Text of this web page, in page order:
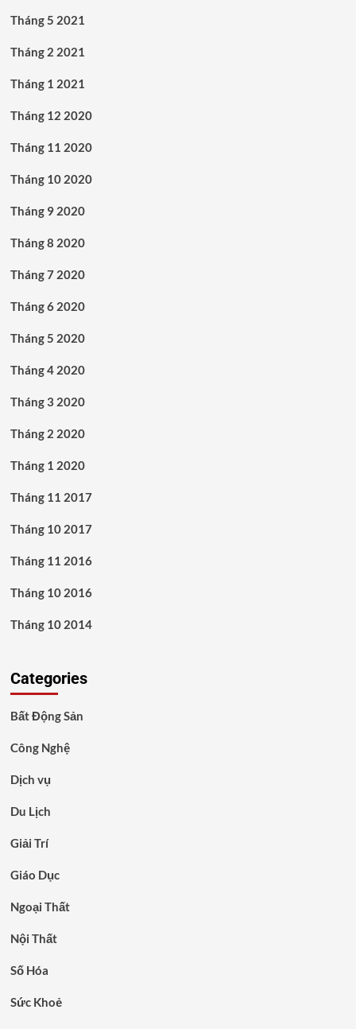
Tháng 5 2021
Tháng 2 2021
Tháng 1 2021
Tháng 12 2020
Tháng 11 2020
Tháng 10 2020
Tháng 9 2020
Tháng 8 2020
Tháng 7 2020
Tháng 6 2020
Tháng 5 2020
Tháng 4 2020
Tháng 3 2020
Tháng 2 2020
Tháng 1 2020
Tháng 11 2017
Tháng 10 2017
Tháng 11 2016
Tháng 10 2016
Tháng 10 2014
Categories
Bất Động Sản
Công Nghệ
Dịch vụ
Du Lịch
Giải Trí
Giáo Dục
Ngoại Thất
Nội Thất
Số Hóa
Sức Khoẻ